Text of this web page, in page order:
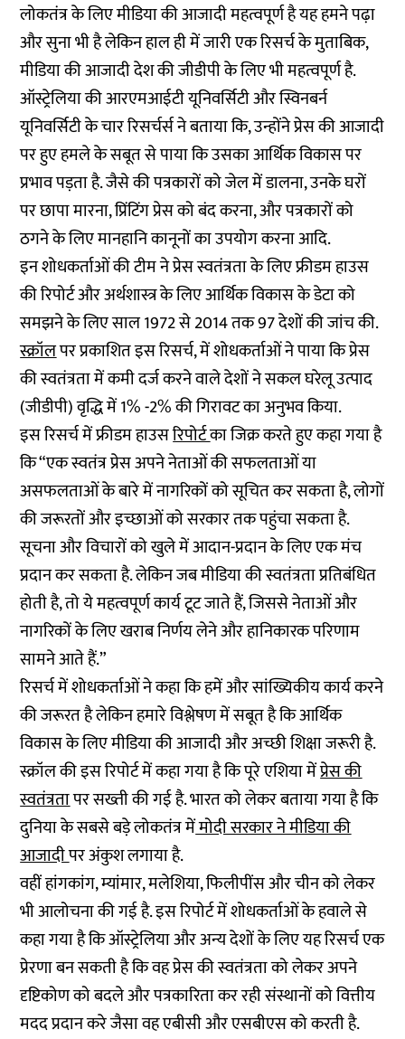
लोकतंत्र के लिए मीडिया की आजादी महत्वपूर्ण है यह हमने पढ़ा
और सुना भी है लेकिन हाल ही में जारी एक रिसर्च के मुताबिक,
मीडिया की आजादी देश की जीडीपी के लिए भी महत्वपूर्ण है.
ऑस्ट्रेलिया की आरएमआईटी यूनिवर्सिटी और स्विनबर्न
यूनिवर्सिटी के चार रिसर्चर्स ने बताया कि, उन्होंने प्रेस की आजादी
पर हुए हमले के सबूत से पाया कि उसका आर्थिक विकास पर
प्रभाव पड़ता है. जैसे की पत्रकारों को जेल में डालना, उनके घरों
पर छापा मारना, प्रिंटिंग प्रेस को बंद करना, और पत्रकारों को
ठगने के लिए मानहानि कानूनों का उपयोग करना आदि.
इन शोधकर्ताओं की टीम ने प्रेस स्वतंत्रता के लिए फ्रीडम हाउस
की रिपोर्ट और अर्थशास्त्र के लिए आर्थिक विकास के डेटा को
समझने के लिए साल 1972 से 2014 तक 97 देशों की जांच की.
स्क्रॉलपर प्रकाशित इस रिसर्च, में शोधकर्ताओं ने पाया कि प्रेस
की स्वतंत्रता में कमी दर्ज करने वाले देशों ने सकल घरेलू उत्पाद
(जीडीपी) वृद्धि में 1% -2% की गिरावट का अनुभव किया.
इस रिसर्च में फ्रीडम हाउसरिपोर्टका जिक्र करते हुए कहा गया है
कि “एक स्वतंत्र प्रेस अपने नेताओं की सफलताओं या
असफलताओं के बारे में नागरिकों को सूचित कर सकता है, लोगों
की जरूरतों और इच्छाओं को सरकार तक पहुंचा सकता है.
सूचना और विचारों को खुले में आदान-प्रदान के लिए एक मंच
प्रदान कर सकता है. लेकिन जब मीडिया की स्वतंत्रता प्रतिबंधित
होती है, तो ये महत्वपूर्ण कार्य टूट जाते हैं, जिससे नेताओं और
नागरिकों के लिए खराब निर्णय लेने और हानिकारक परिणाम
सामने आते हैं.”
रिसर्च में शोधकर्ताओं ने कहा कि हमें और सांख्यिकीय कार्य करने
की जरूरत है लेकिन हमारे विश्लेषण में सबूत है कि आर्थिक
विकास के लिए मीडिया की आजादी और अच्छी शिक्षा जरूरी है.
स्क्रॉल की इस रिपोर्ट में कहा गया है कि पूरे एशिया मेंप्रेस की
स्वतंत्रतापर सख्ती की गई है. भारत को लेकर बताया गया है कि
दुनिया के सबसे बड़े लोकतंत्र मेंमोदी सरकार ने मीडिया की
आजादीपर अंकुश लगाया है.
वहीं हांगकांग, म्यांमार, मलेशिया, फिलीपींस और चीन को लेकर
भी आलोचना की गई है. इस रिपोर्ट में शोधकर्ताओं के हवाले से
कहा गया है कि ऑस्ट्रेलिया और अन्य देशों के लिए यह रिसर्च एक
प्रेरणा बन सकती है कि वह प्रेस की स्वतंत्रता को लेकर अपने
दृष्टिकोण को बदले और पत्रकारिता कर रही संस्थानों को वित्तीय
मदद प्रदान करे जैसा वह एबीसी और एसबीएस को करती है.